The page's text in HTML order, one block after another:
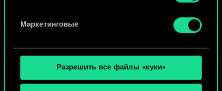
Маркетинговые
Разрешить все файлы «куки»